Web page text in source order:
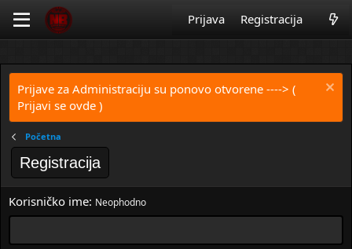
Prijava Registracija
Prijave za Administraciju su ponovo otvorene ----> (
Prijavi se ovde )
Početna
Registracija
Korisničko ime Neophodno